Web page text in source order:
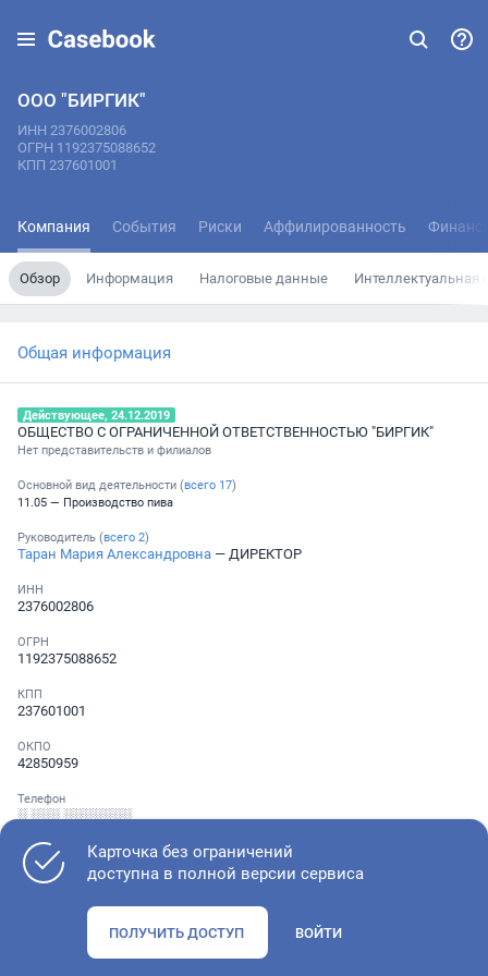
ООО "БИРГИК"
ИНН 2376002806
ОГРН 1192375088652
КПП 237601001
Компания События Риски Аффилированность
Обзор Информация Налоговые данные Интеллектуальная
Общая информация
Действующее, 24.12.2019
ОБЩЕСТВО С ОГРАНИЧЕННОЙ ОТВЕТСТВЕННОСТЬЮ "БИРГИК"
Нет представительств и филиалов
Основной вид деятельности (всего 17)
11.05 — Производство пива
Руководитель (всего 2)
Таран Мария Александровна — ДИРЕКТОР
ИНН
2376002806
ОГРН
1192375088652
КПП
237601001
ОКПО
42850959
Телефон
░ ░░░ ░░░░░░░
Проверьте учредительные документы, адрес регистрации и
Карточка без ограничений
доступна в полной версии сервиса
ПОЛУЧИТЬ ДОСТУП ВОЙТИ